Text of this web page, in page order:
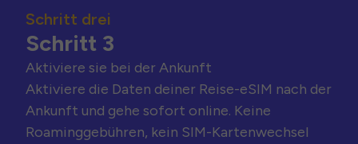
Schritt drei
Schritt 3
Aktiviere sie bei der Ankunft
Aktiviere die Daten deiner Reise-eSIM nach der
Ankunft und gehe sofort online. Keine
Roaminggebühren, kein SIM-Kartenwechsel